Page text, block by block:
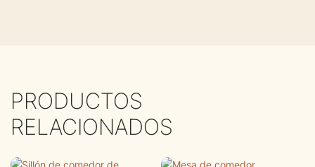
PRODUCTOS
RELACIONADOS